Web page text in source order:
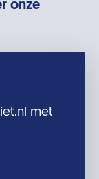
onze
met